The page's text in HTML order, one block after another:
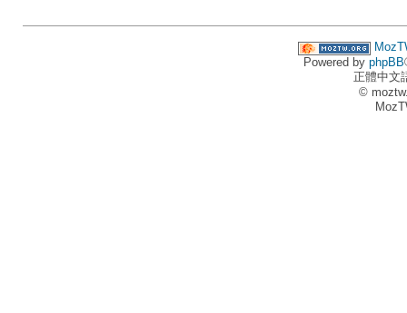
Powered by phpBB
正體中文
©